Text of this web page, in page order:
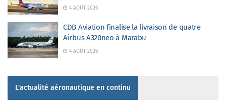
4 AOÛT 2026
CDB Aviation finalise la livraison de quatre
Airbus A320neo à Marabu
4 AOÛT 2026
L'actualité aéronautique en continu